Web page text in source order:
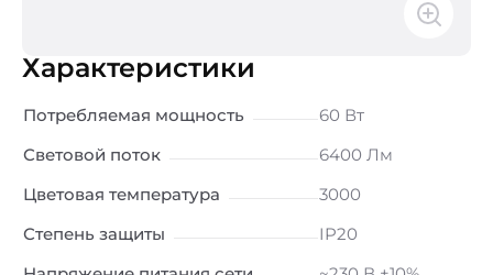
Характеристики
Потребляемая мощность
60 Вт
Световой поток
6400 Лм
Цветовая температура
3000
Степень защиты
IP20